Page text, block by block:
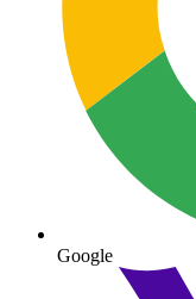
Google